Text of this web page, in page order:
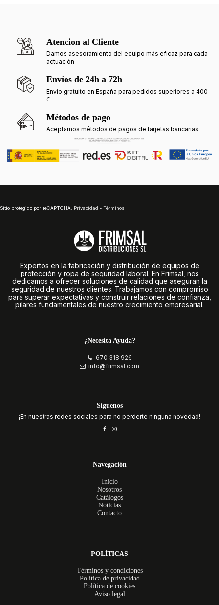
Atencion al Cliente
Damos asesoramiento del equipo más eficaz para cada
actuación
Envíos de 24h a 72h
Envío gratuito en España para pedidos superiores a 400
€
Métodos de pago
Aceptamos métodos de pagos de tarjetas bancarias
¿Necesita Ayuda?
670 318 926
info@frimsal.com
Síguenos
¡En nuestras redes sociales para no perderte ninguna novedad!
Navegación
Inicio
Nosotros
Catálogos
Noticias
Contacto
POLÍTICAS
Términos y condiciones
Política de privacidad
Política de cookies
Aviso legal
Expertos en la fabricación y distribución de equipos de
protección y ropa de seguridad laboral. En Frimsal, nos
dedicamos a ofrecer soluciones de calidad que aseguran la
seguridad de nuestros clientes. Trabajamos con compromiso
para superar expectativas y construir relaciones de confianza,
pilares fundamentales de nuestro crecimiento empresarial.
Sitio protegido por reCAPTCHA. Privacidad - Términos